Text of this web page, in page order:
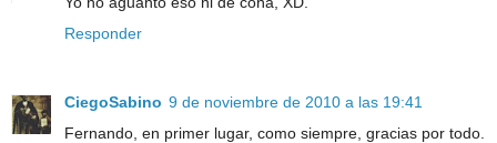
Responder
CiegoSabino 9 de noviembre de 2010 a las 19:41
Fernando, en primer lugar, como siempre, gracias por todo.